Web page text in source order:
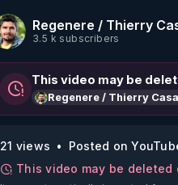
Regenere / Thierry
3.5 k subscribers
This video may be
Regenere / Thierry
21 views
Posted on
This video may be deleted